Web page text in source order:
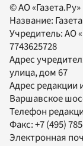
© АО
Название:
Учредитель:АО
7743625728
Адрес
улица, дом 67
Адрес редакции
Варшавское
Телефон
Факс:+7 (495)
Электронная